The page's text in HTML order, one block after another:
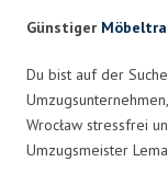
Günstiger
Du bist auf der
Wrocław stressfrei
Umzugsmeister